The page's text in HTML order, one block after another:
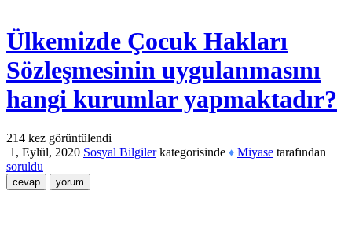
Ülkemizde Çocuk Hakları
Sözleşmesinin uygulanmasını
hangi kurumlar yapmaktadır?
214 kez görüntülendi
1, Eylül, 2020 Sosyal Bilgilerkategorisinde ♦ Miyase tarafından
soruldu